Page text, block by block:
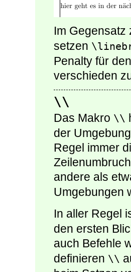
Im Gegensatz
setzen
Penalty für
verschieden
\\
Das Makro \\
der
Regel immer
andere als
Umgebungen
In aller Regel
den ersten
auch Befehle
definieren \\